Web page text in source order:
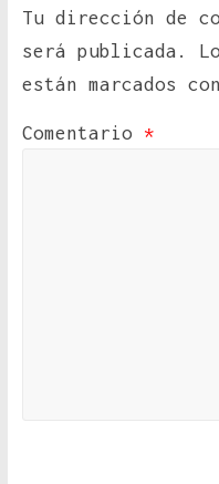
Tu dirección de
será publicada.
están marcados
Comentario *